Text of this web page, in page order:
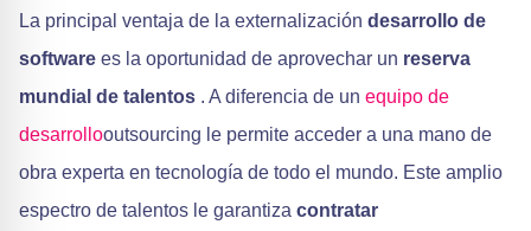
La principal ventaja de la externalización desarrollo de
software es la oportunidad de aprovechar un reserva
mundial de talentos . A diferencia de un equipo de
desarrollooutsourcing le permite acceder a una mano de
obra experta en tecnología de todo el mundo. Este amplio
espectro de talentos le garantiza contratar